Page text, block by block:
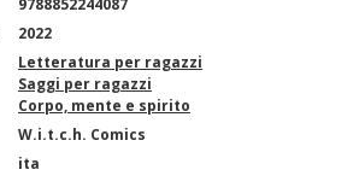
9788852244087
2022
Letteratura per ragazzi
Saggi per ragazzi
Corpo, mente e spirito
W.i.t.c.h. Comics
ita